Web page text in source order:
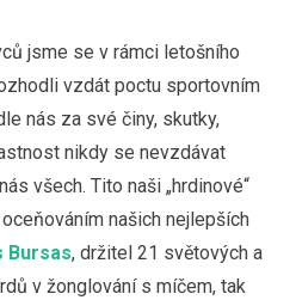
jsme se v rámci letošního
vzdát poctu sportovním
nás za své činy, skutky,
nikdy se nevzdávat
všech. Tito naši „hrdinové“
našich nejlepších
Bursas, držitel 21 světových a
v žonglování s míčem, tak